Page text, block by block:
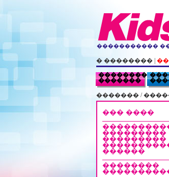
�����������
� ��������
�����������
�������
������� /
��� ����
���������
���������
������
��������